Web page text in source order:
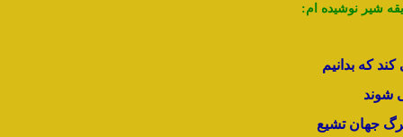
شیر نوشیده ام:
که بدانیم
شوند
جهان تشیع